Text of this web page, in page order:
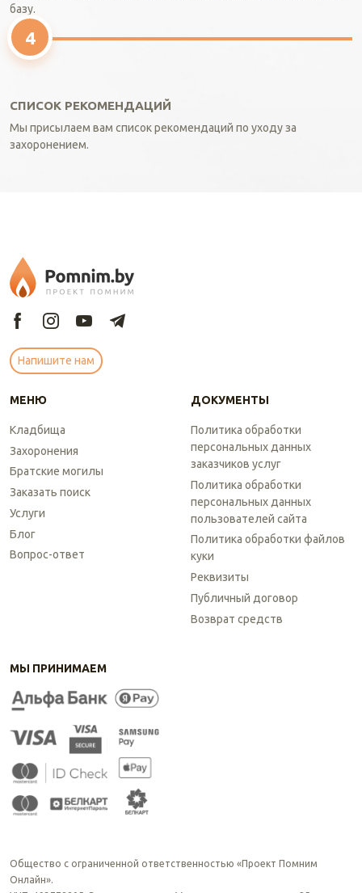
базу.
СПИСОК РЕКОМЕНДАЦИЙ
Мы присылаем вам список рекомендаций по уходу за
захоронением.
Напишите нам
МЕНЮ
Кладбища
Захоронения
Братские могилы
Заказать поиск
Услуги
Блог
Вопрос-ответ
ДОКУМЕНТЫ
Политика обработки
персональных данных
заказчиков услуг
Политика обработки
персональных данных
пользователей сайта
Политика обработки файлов
куки
Реквизиты
Публичный договор
Возврат средств
МЫ ПРИНИМАЕМ
Общество с ограниченной ответственностью «Проект Помним
Онлайн».